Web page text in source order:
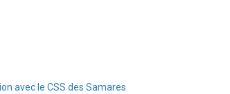
avec le CSS des Samares